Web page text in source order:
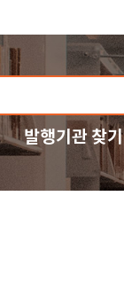
발행기관 찾기